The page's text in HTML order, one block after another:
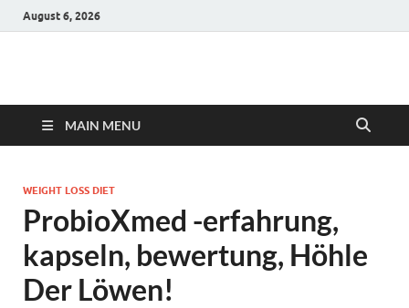
August 6, 2026
Hulk Supplements
MAIN MENU
WEIGHT LOSS DIET
ProbioXmed -erfahrung,
kapseln, bewertung, Höhle
Der Löwen!